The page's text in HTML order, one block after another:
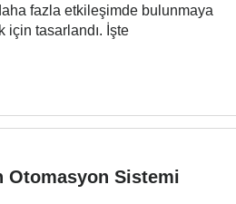
fazla etkileşimde bulunmaya
için tasarlandı. İşte
Otomasyon Sistemi